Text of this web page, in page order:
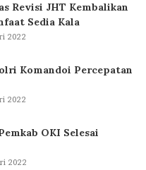
Revisi JHT Kembalikan
Sedia Kala
2022
Komandoi Percepatan
2022
OKI Selesai
2022